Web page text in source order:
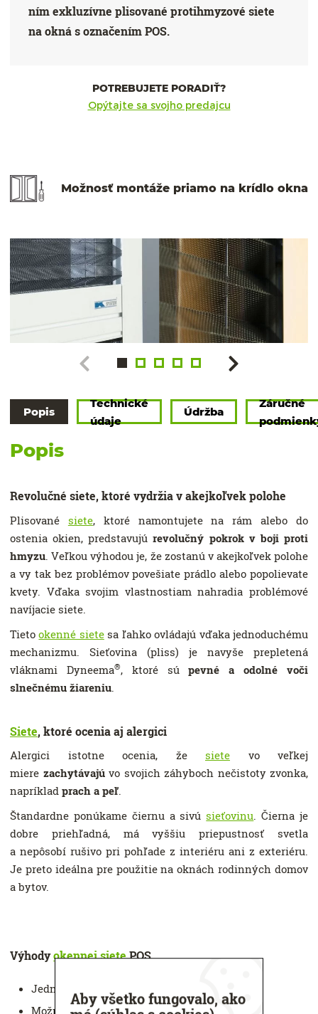
ním exkluzívne plisované protihmyzové siete
na okná s označením POS.
POTREBUJETE PORADIŤ?
Opýtajte sa svojho predajcu
Možnosť montáže priamo na krídlo okna
Popis
Technické
údaje
Údržba
Záručné
Popis
Revolučné siete, ktoré vydržia v akejkoľvek polohe
Plisované siete, ktoré namontujete na rám alebo do
ostenia okien, predstavujúrevolučný pokrok v boji proti
hmyzu. Veľkou výhodou je, že zostanú v akejkoľvek polohe
a vy tak bez problémov povešiate prádlo alebo popolievate
kvety. Vďaka svojim vlastnostiam nahradia problémové
navíjacie siete.
Tietookenné sietesa ľahko ovládajú vďaka jednoduchému
mechanizmu. Sieťovina (pliss) je navyše prepletená
vláknami Dyneema®, ktoré súpevné a odolné voči
slnečnému žiareniu.
Siete, ktoré ocenia aj alergici
Alergici istotne ocenia, že siete vo veľkej
miere zachytávajúvo svojich záhyboch nečistoty zvonka,
napríklad prach a peľ.
Štandardne ponúkame čiernu a sivú sieťovinu. Čierna je
dobre priehľadná, má vyššiu priepustnosť svetla
a nepôsobí rušivo pri pohľade z interiéru ani z exteriéru.
Je preto ideálna pre použitie na oknách rodinných domov
a bytov.
Výhodyokennej sietePOS
Jednoduchá manipulácia
Možnosť výsuvu do ľubovoľnej výšky
Aby všetko fungovalo, ako